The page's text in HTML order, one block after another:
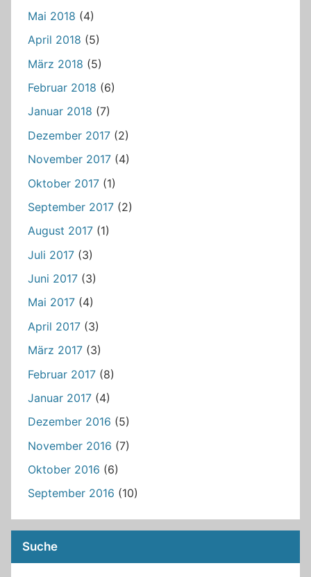
Mai 2018 (4)
April 2018 (5)
März 2018 (5)
Februar 2018 (6)
Januar 2018 (7)
Dezember 2017 (2)
November 2017 (4)
Oktober 2017 (1)
September 2017 (2)
August 2017 (1)
Juli 2017 (3)
Juni 2017 (3)
Mai 2017 (4)
April 2017 (3)
März 2017 (3)
Februar 2017 (8)
Januar 2017 (4)
Dezember 2016 (5)
November 2016 (7)
Oktober 2016 (6)
September 2016 (10)
Suche